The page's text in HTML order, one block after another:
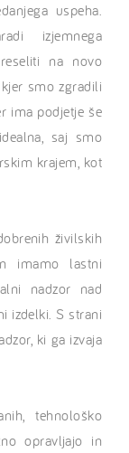
uspeha.
izjemnega
na novo
smo zgradili
ima podjetje še
saj smo
krajem, kot
živilskih
imamo lastni
nadzor nad
izdelki. S strani
ki ga izvaja
tehnološko
opravljajo in